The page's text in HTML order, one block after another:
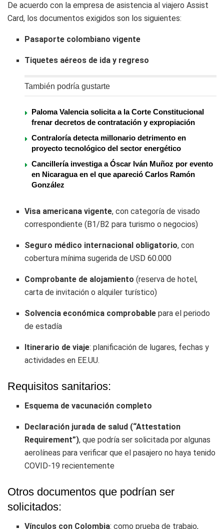
De acuerdo con la empresa de asistencia al viajero Assist
Card, los documentos exigidos son los siguientes:
Pasaporte colombiano vigente
Tiquetes aéreos de ida y regreso
También podría gustarte
Paloma Valencia solicita a la Corte Constitucional
frenar decretos de contratación y expropiación
Contraloría detecta millonario detrimento en
proyecto tecnológico del sector energético
Cancillería investiga a Óscar Iván Muñoz por evento
en Nicaragua en el que apareció Carlos Ramón
González
Visa americana vigente, con categoría de visado
correspondiente (B1/B2 para turismo o negocios)
Seguro médico internacional obligatorio, con
cobertura mínima sugerida de USD 60.000
Comprobante de alojamiento (reserva de hotel,
carta de invitación o alquiler turístico)
Solvencia económica comprobable para el periodo
de estadía
Itinerario de viaje: planificación de lugares, fechas y
actividades en EE.UU.
Requisitos sanitarios:
Esquema de vacunación completo
Declaración jurada de salud (“Attestation
Requirement”), que podría ser solicitada por algunas
aerolíneas para verificar que el pasajero no haya tenido
COVID-19 recientemente
Otros documentos que podrían ser
solicitados:
Vínculos con Colombia: como prueba de trabajo,